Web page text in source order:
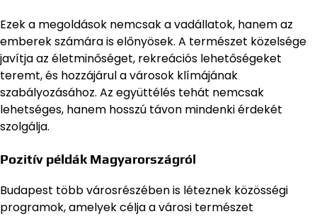
Ezek a megoldások nemcsak a vadállatok, hanem az
emberek számára is előnyösek. A természet közelsége
javítja az életminőséget, rekreációs lehetőségeket
teremt, és hozzájárul a városok klímájának
szabályozásához. Az együttélés tehát nemcsak
lehetséges, hanem hosszú távon mindenki érdekét
szolgálja.
Pozitív példák Magyarországról
Budapest több városrészében is léteznek közösségi
programok, amelyek célja a városi természet